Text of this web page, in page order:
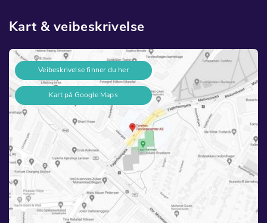
Kart & veibeskrivelse
Veibeskrivelse finner du her
Kart på Google Maps